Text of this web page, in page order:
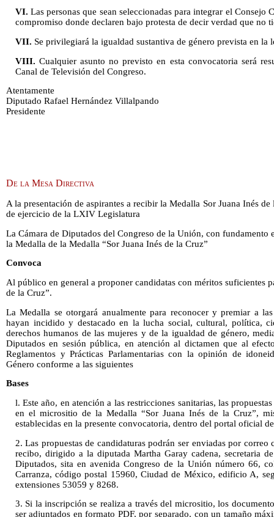
VI. Las personas que sean seleccionadas para integrar el Consejo
compromiso donde declaren bajo protesta de decir verdad que no
VII. Se privilegiará la igualdad sustantiva de género prevista en la
VIII. Cualquier asunto no previsto en esta convocatoria será
Canal de Televisión del Congreso.
Atentamente
Diputado Rafael Hernández Villalpando
Presidente
De la Mesa Directiva
A la presentación de aspirantes a recibir la Medalla Sor Juana Inés
de ejercicio de la LXIV Legislatura
La Cámara de Diputados del Congreso de la Unión, con fundamento
la Medalla de la Medalla “Sor Juana Inés de la Cruz”
Convoca
Al público en general a proponer candidatas con méritos suficientes
de la Cruz”.
La Medalla se otorgará anualmente para reconocer y premiar a
hayan incidido y destacado en la lucha social, cultural, política,
derechos humanos de las mujeres y de la igualdad de género,
Diputados en sesión pública, en atención al dictamen que al
Reglamentos y Prácticas Parlamentarias con la opinión de
Género conforme a las siguientes
Bases
l. Este año, en atención a las restricciones sanitarias, las
en el micrositio de la Medalla “Sor Juana Inés de la Cruz”,
establecidas en la presente convocatoria, dentro del portal oficial
2. Las propuestas de candidaturas podrán ser enviadas por
recibo, dirigido a la diputada Martha Garay cadena, secretaria
Diputados, sita en avenida Congreso de la Unión número 66,
Carranza, código postal 15960, Ciudad de México, edificio A,
extensiones 53059 y 8268.
3. Si la inscripción se realiza a través del micrositio, los
ser adjuntados en formato PDF, por separado, con un tamaño